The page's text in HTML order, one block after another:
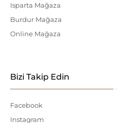
Isparta Mağaza
Burdur Mağaza
Online Mağaza
Bizi Takip Edin
Facebook
Instagram